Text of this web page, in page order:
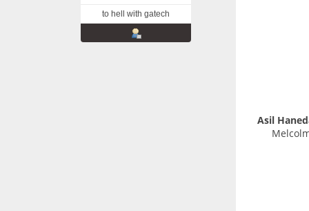
to hell with gatech
Asil